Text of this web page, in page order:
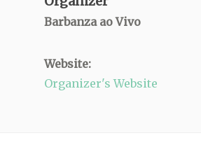
Barbanza ao Vivo
Website:
Organizer's Website